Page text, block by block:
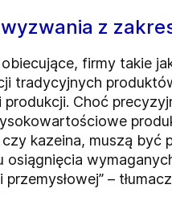
z
firmy takie
tradycyjnych
produkcji. Choć
kazeina, muszą
osiągnięcia
–